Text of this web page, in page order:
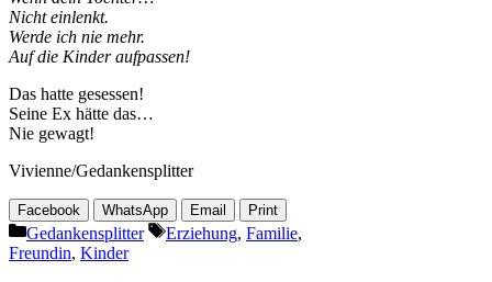
Nicht einlenkt.
Werde ich nie mehr.
Auf die Kinder aufpassen!
Das hatte gesessen!
Seine Ex hätte das…
Nie gewagt!
Vivienne/Gedankensplitter
Facebook WhatsApp Email Print
Kategorien
Gedankensplitter Schlagwörter
Erziehung, Familie,
Freundin, Kinder